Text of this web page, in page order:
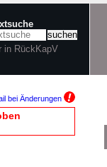
in RückKapV
bei Änderungen